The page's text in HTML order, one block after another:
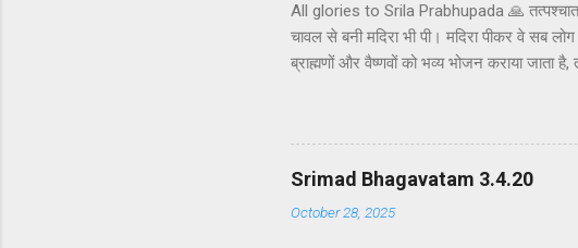
All glories to Srila Prabhupada 🙏
चावल से बनी मदिरा भी पी। मदिरा पीकर वे सब
ब्राह्मणों और वैष्णवों को भव्य भोजन कराया
बनी एक प्रकार की हल्की मदिरा पी। इस
कठोर वचनों का प्रयोग करने लगे जो एक-दूसरे के
सकता है। वृष्णि और भोज के वंशजों से इस प्रकार
Srimad Bhagavatam 3.4.20
October 28, 2025